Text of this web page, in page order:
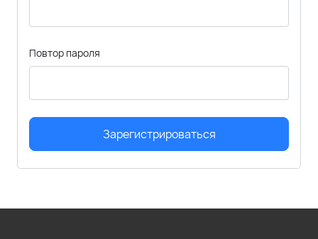
Повтор пароля
Зарегистрироваться